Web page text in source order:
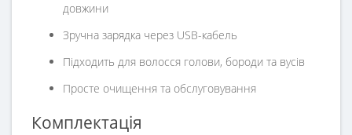
довжини
Зручна зарядка через USB-кабель
Підходить для волосся голови, бороди та вусів
Просте очищення та обслуговування
Комплектація